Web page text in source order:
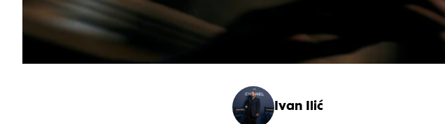
Ivan Ilić